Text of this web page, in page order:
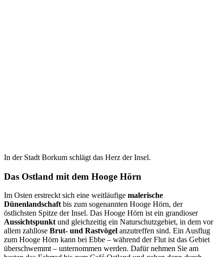
In der Stadt Borkum schlägt das Herz der Insel.
Das Ostland mit dem Hooge Hörn
Im Osten erstreckt sich eine weitläufige malerische
Dünenlandschaft bis zum sogenannten Hooge Hörn, der
östlichsten Spitze der Insel. Das Hooge Hörn ist ein grandioser
Aussichtspunkt und gleichzeitig ein Naturschutzgebiet, in dem vor
allem zahllose Brut- und Rastvögel anzutreffen sind. Ein Ausflug
zum Hooge Hörn kann bei Ebbe – während der Flut ist das Gebiet
überschwemmt – unternommen werden. Dafür nehmen Sie am